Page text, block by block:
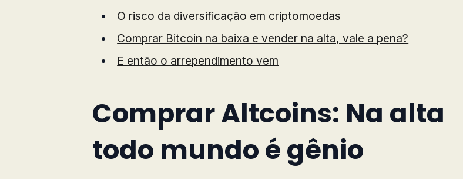
O risco da diversificação em criptomoedas
Comprar Bitcoin na baixa e vender na alta, vale a pena?
E então o arrependimento vem
Comprar Altcoins: Na alta
todo mundo é gênio